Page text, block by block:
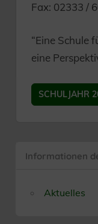
Fax: 02333 /
“Eine Schule
eine
SCHULJAHR
Informationen
Aktuelles